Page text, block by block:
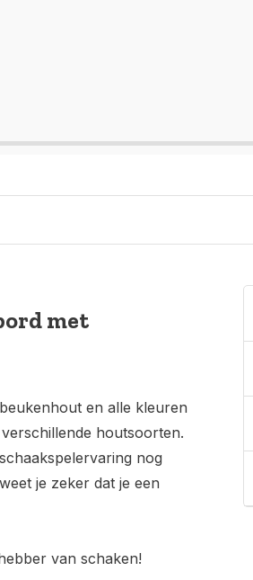
met
en alle kleuren
houtsoorten.
nog
je zeker dat je een
van schaken!